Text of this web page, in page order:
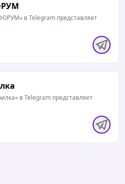
в Telegram представляет
в Telegram представляет